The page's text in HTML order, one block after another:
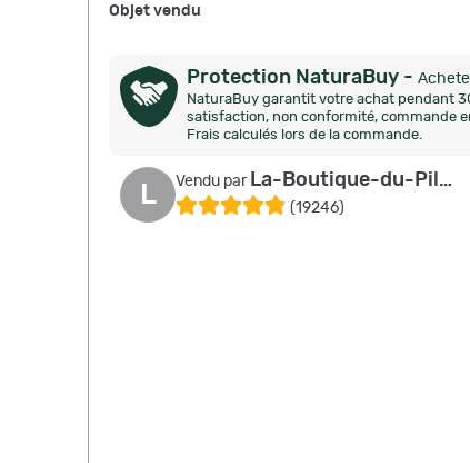
Objet vendu
Protection NaturaBuy -
NaturaBuy garantit votre achat pendant
satisfaction, non conformité, commande
Frais calculés lors de la commande.
L Vendu par La-Boutique-du-Pilat
(19246)